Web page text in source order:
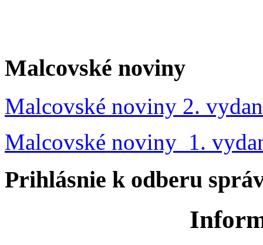
Malcovské noviny
Malcovské noviny 2.
Malcovské noviny 1.
Prihlásnie k odberu